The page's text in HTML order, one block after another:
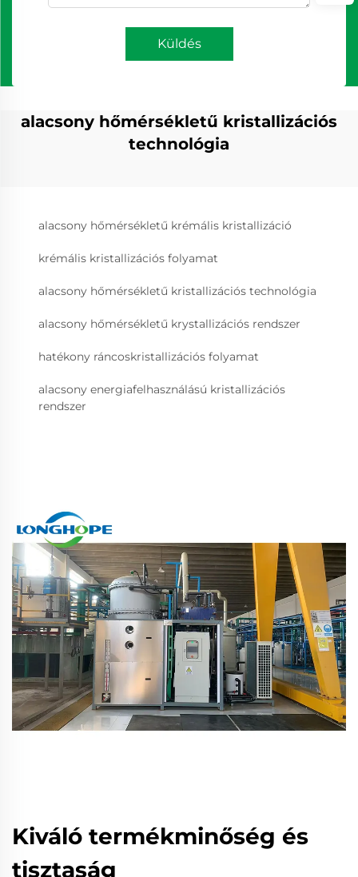
Küldés
alacsony hőmérsékletű kristallizációs
technológia
alacsony hőmérsékletű krémális kristallizáció
krémális kristallizációs folyamat
alacsony hőmérsékletű kristallizációs technológia
alacsony hőmérsékletű krystallizációs rendszer
hatékony ráncoskristallizációs folyamat
alacsony energiafelhasználású kristallizációs
rendszer
Kiváló termékminőség és
tisztaság